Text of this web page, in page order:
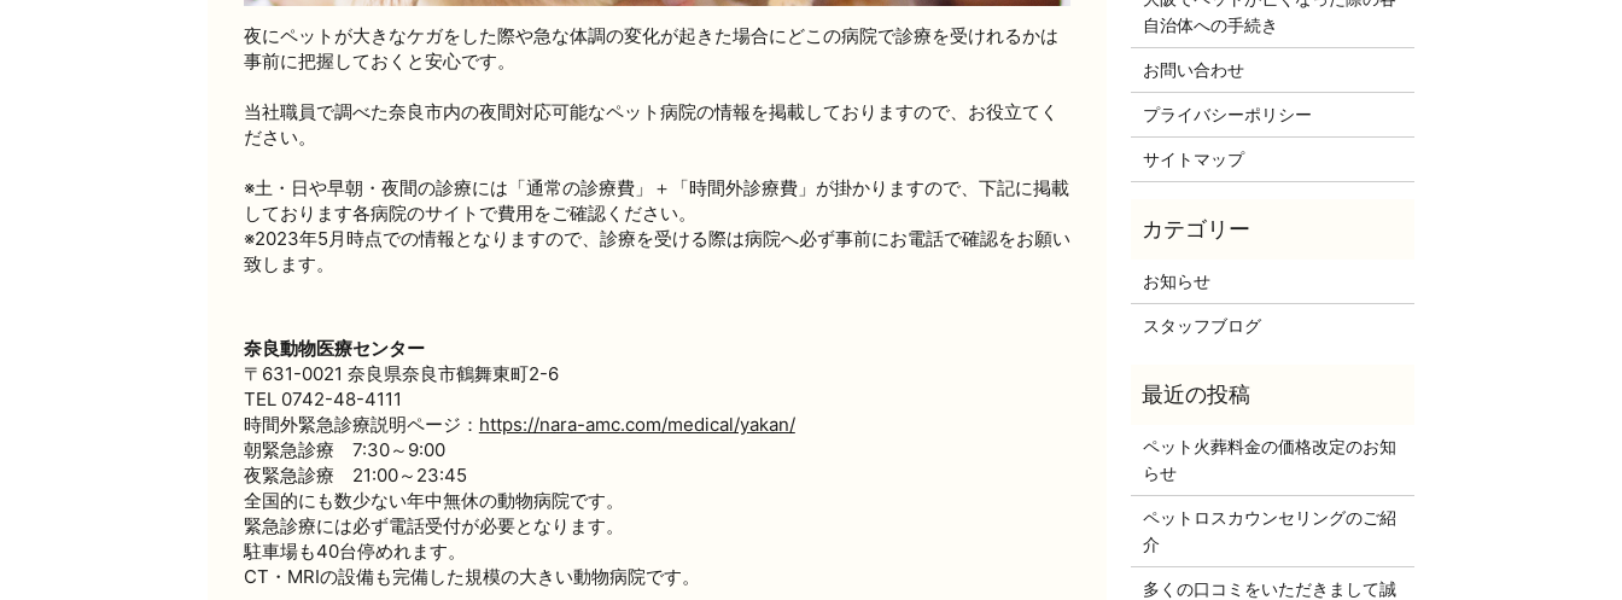
夜にペットが大きなケガをした際や急な体調の変化が起きた場合にどこの病院で診療を受けれるかは
事前に把握しておくと安心です。
当社職員で調べた奈良市内の夜間対応可能なペット病院の情報を掲載しておりますので、お役立てく
ださい。
※土・日や早朝・夜間の診療には「通常の診療費」＋「時間外診療費」が掛かりますので、下記に掲載
しております各病院のサイトで費用をご確認ください。
※2023年5月時点での情報となりますので、診療を受ける際は病院へ必ず事前にお電話で確認をお願い
致します。
奈良動物医療センター
〒631-0021 奈良県奈良市鶴舞東町2-6
TEL 0742-48-4111
時間外緊急診療説明ページ： https://nara-amc.com/medical/yakan/
朝緊急診療 7:30～9:00
夜緊急診療 21:00～23:45
全国的にも数少ない年中無休の動物病院です。
緊急診療には必ず電話受付が必要となります。
駐車場も40台停めれます。
CT・MRIの設備も完備した規模の大きい動物病院です。
自治体への手続き
お問い合わせ
プライバシーポリシー
サイトマップ
お知らせ
スタッフブログ
ペット火葬料金の価格改定のお知
らせ
ペットロスカウンセリングのご紹
介
多くの口コミをいただきまして誠